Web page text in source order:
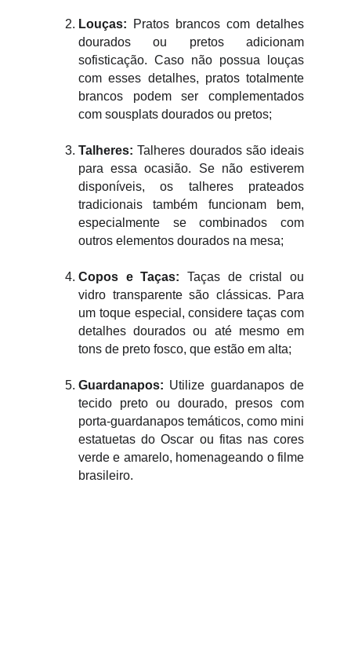
Louças: Pratos brancos com detalhes
dourados ou pretos adicionam
sofisticação. Caso não possua louças
com esses detalhes, pratos totalmente
brancos podem ser complementados
com sousplats dourados ou pretos;
Talheres: Talheres dourados são ideais
para essa ocasião. Se não estiverem
disponíveis, os talheres prateados
tradicionais também funcionam bem,
especialmente se combinados com
outros elementos dourados na mesa;
Copos e Taças: Taças de cristal ou
vidro transparente são clássicas. Para
um toque especial, considere taças com
detalhes dourados ou até mesmo em
tons de preto fosco, que estão em alta;
Guardanapos: Utilize guardanapos de
tecido preto ou dourado, presos com
porta-guardanapos temáticos, como mini
estatuetas do Oscar ou fitas nas cores
verde e amarelo, homenageando o filme
brasileiro.